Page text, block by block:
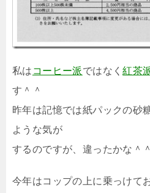
私は コーヒー派ではなく紅茶
す＾＾
昨年は記憶では紙パックの砂
ような気が
するのですが、違ったかな＾
今年はコップの上に乗っけて